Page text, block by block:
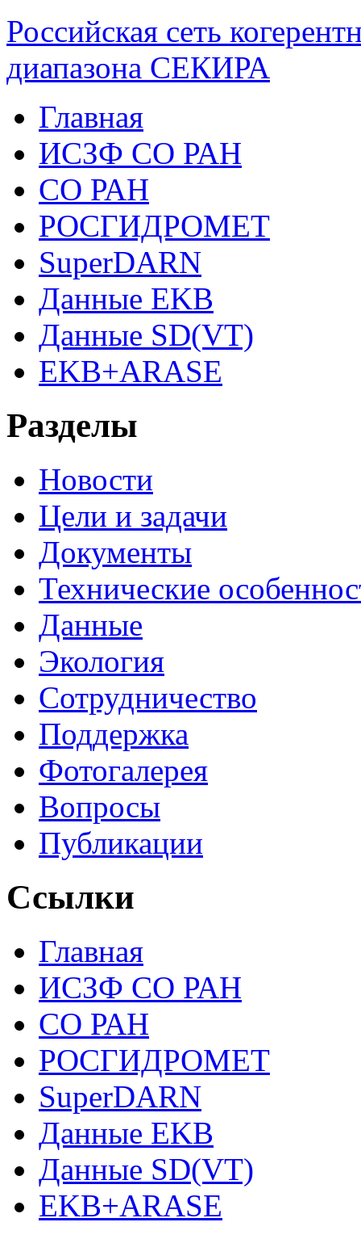
Российская сеть
диапазона СЕКИРА
Главная
ИСЗФ СО РАН
СО РАН
РОСГИДРОМЕТ
SuperDARN
Данные EKB
Данные SD(VT)
EKB+ARASE
Разделы
Новости
Цели и задачи
Документы
Технические
Данные
Экология
Сотрудничество
Поддержка
Фотогалерея
Вопросы
Публикации
Ссылки
Главная
ИСЗФ СО РАН
СО РАН
РОСГИДРОМЕТ
SuperDARN
Данные EKB
Данные SD(VT)
EKB+ARASE